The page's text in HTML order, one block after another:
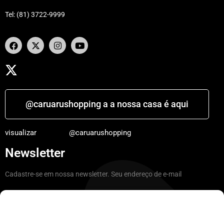
Tel: (81) 3722-9999
@caruarushopping a a nossa casa é aqui
visualizar @caruarushopping
Newsletter
Cadastre-se em nossa newsletter. Seu endereço de e-mail